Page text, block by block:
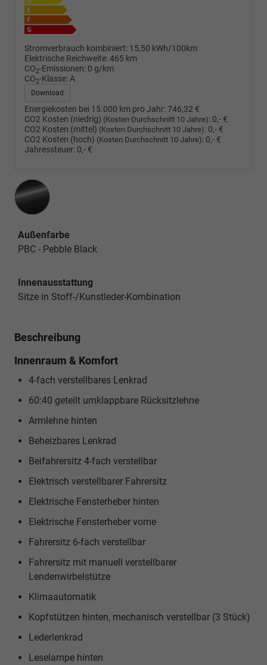
Stromverbrauch kombiniert: 15,50 kWh/100km
Elektrische Reichweite:465 km
CO2-Emissionen: 0 g/km
CO2-Klasse:A
Download
Energiekosten bei 15.000 km pro Jahr:746,32 €
CO2 Kosten (niedrig) (Kosten Durchschnitt 10 Jahre): 0,- €
CO2 Kosten (mittel) (Kosten Durchschnitt 10 Jahre): 0,- €
CO2 Kosten (hoch) (Kosten Durchschnitt 10 Jahre): 0,- €
Jahressteuer: 0,- €
Außenfarbe
PBC - Pebble Black
Innenausstattung
Sitze in Stoff-/Kunstleder-Kombination
Beschreibung
Innenraum & Komfort
4-fach verstellbares Lenkrad
60:40 geteilt umklappbare Rücksitzlehne
Armlehne hinten
Beheizbares Lenkrad
Beifahrersitz 4-fach verstellbar
Elektrisch verstellbarer Fahrersitz
Elektrische Fensterheber hinten
Elektrische Fensterheber vorne
Fahrersitz 6-fach verstellbar
Fahrersitz mit manuell verstellbarer
Lendenwirbelstütze
Klimaautomatik
Kopfstützen hinten, mechanisch verstellbar (3 Stück)
Lederlenkrad
Leselampe hinten